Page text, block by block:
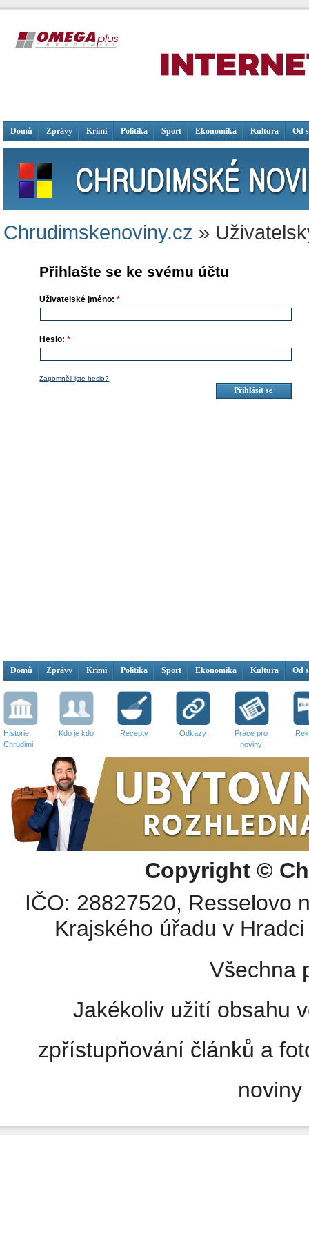
Domů Zprávy Krimi Politika Sport Ekonomika Kultura Od
Chrudimskenoviny.cz »
Přihlašte se ke svému účtu
Uživatelské jméno:*
Heslo:*
Zapomněli jste heslo?
Domů Zprávy Krimi Politika Sport Ekonomika Kultura Od
Historie
Chrudimi
Kdo je kdo Recepty Odkazy
Práce pro
noviny
Copyright ©
IČO: 28827520, Resselovo
Krajského úřadu v
Všechna
Jakékoliv užití obsahu
zpřístupňování článků a